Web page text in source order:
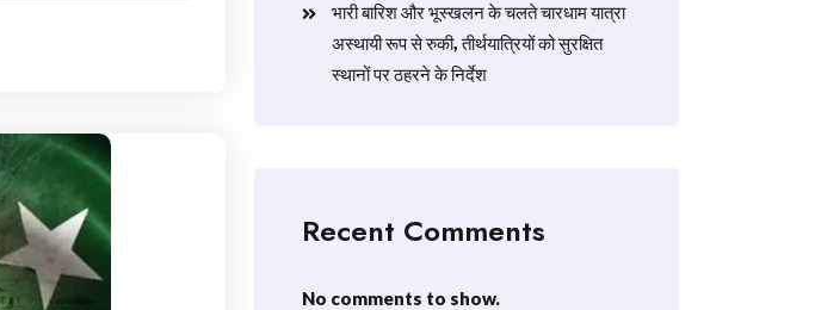
​भारी बारिश और भूस्खलन के चलते चारधाम यात्रा
अस्थायी रूप से रुकी, तीर्थयात्रियों को सुरक्षित
स्थानों पर ठहरने के निर्देश
Recent Comments
No comments to show.